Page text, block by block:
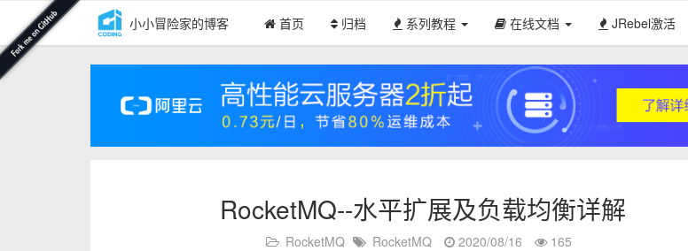
小小冒险家的博客 首页 归档 系列教程 在线文档 JRebel激活
RocketMQ--水平扩展及负载均衡详解
RocketMQ RocketMQ 2020/08/16 165